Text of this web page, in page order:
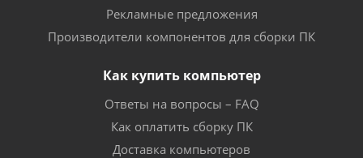
Рекламные предложения
Производители компонентов для сборки ПК
Как купить компьютер
Ответы на вопросы – FAQ
Как оплатить сборку ПК
Доставка компьютеров